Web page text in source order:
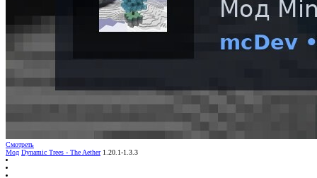
Смотреть
Мод Dynamic Trees - The Aether 1.20.1-1.3.3